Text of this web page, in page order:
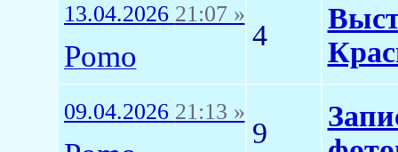
13.04.2026 21:07 »
Pomo
4
09.04.2026 21:13 »
9